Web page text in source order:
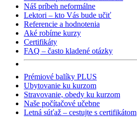
Náš príbeh neformálne
Lektori – kto Vás bude učiť
Referencie a hodnotenia
Aké robíme kurzy
Certifikáty
FAQ – často kladené otázky
Prémiové balíky PLUS
Ubytovanie ku kurzom
Stravovanie, obedy ku kurzom
Naše počítačové učebne
Letná súťaž – cestujte s certifikátom